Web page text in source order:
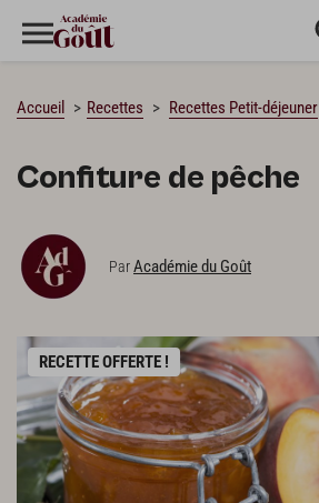
Accueil Recettes Recettes Petit-déjeuner
Confiture de pêche
ParAcadémie du Goût
RECETTE OFFERTE !
CHARGEMENT…